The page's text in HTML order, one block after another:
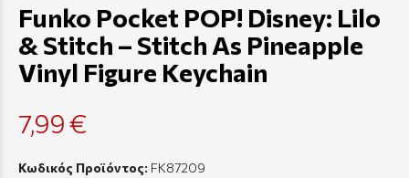
Funko Pocket POP! Disney: Lilo
& Stitch – Stitch As Pineapple
Vinyl Figure Keychain
7,99 €
Κωδικός Προϊόντος: FK87209